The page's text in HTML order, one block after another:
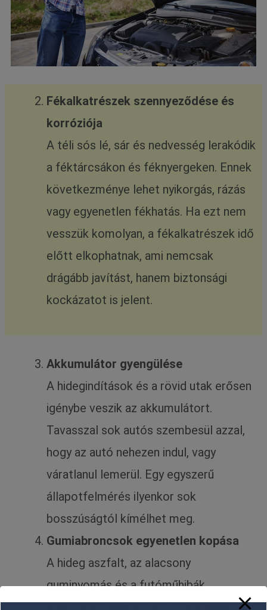
Fékalkatrészek szennyeződése és
korróziója
A téli sós lé, sár és nedvesség lerakódik
a féktárcsákon és féknyergeken. Ennek
következménye lehet nyikorgás, rázás
vagy egyenetlen fékhatás. Ha ezt nem
vesszük komolyan, a fékalkatrészek idő
előtt elkophatnak, ami nemcsak
drágább javítást, hanem biztonsági
kockázatot is jelent.
Akkumulátor gyengülése
A hidegindítások és a rövid utak erősen
igénybe veszik az akkumulátort.
Tavasszal sok autós szembesül azzal,
hogy az autó nehezen indul, vagy
váratlanul lemerül. Egy egyszerű
állapotfelmérés ilyenkor sok
bosszúságtól kímélhet meg.
Gumiabroncsok egyenetlen kopása
A hideg aszfalt, az alacsony
guminyomás és a futóműhibák
együttese gyakran okoz rendellenes